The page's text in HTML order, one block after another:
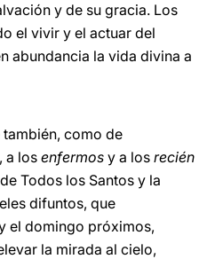
y de su gracia. Los
el vivir y el actuar del
abundancia la vida divina a
como de
, a los enfermos y a los recién
Todos los Santos y la
difuntos, que
el domingo próximos,
la mirada al cielo,